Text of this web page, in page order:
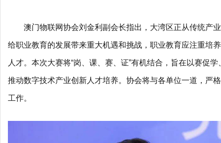
澳门物联网协会刘金利副会长指出，大湾区正从传统产
给职业教育的发展带来重大机遇和挑战，职业教育应注重培
人才。本次大赛将“岗、课、赛、证”有机结合，旨在以赛促
推动数字技术产业创新人才培养。协会将与各单位一道，严
工作。